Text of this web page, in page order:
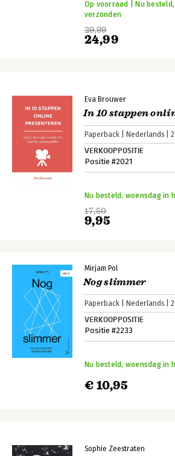
29,99
24,99
Op voorraad | Nu
verzonden
Eva Brouwer
In 10 stappen
Paperback Nederlands
VERKOOPPOSITIE
Positie #2021
17,50
9,95
Nu besteld, woensdag in
Mirjam Pol
Nog slimmer
Paperback Nederlands
VERKOOPPOSITIE
Positie #2233
€ 10,95
Nu besteld, woensdag in
Sophie Zeestraten